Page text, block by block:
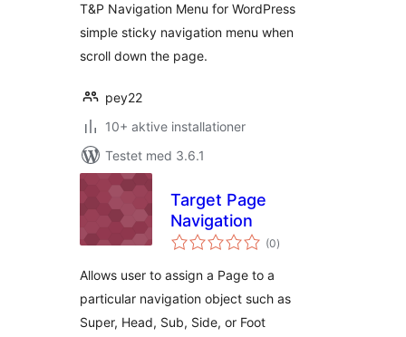
T&P Navigation Menu for WordPress
simple sticky navigation menu when
scroll down the page.
pey22
10+ aktive installationer
Testet med 3.6.1
Target Page
Navigation
(0totale
bedømmelser
)
Allows user to assign a Page to a
particular navigation object such as
Super, Head, Sub, Side, or Foot